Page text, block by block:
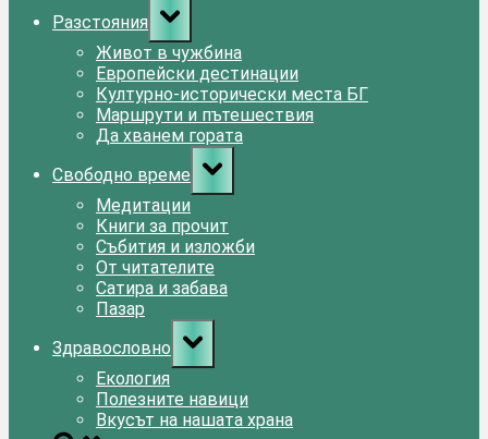
Разстояния
Toggle
sub-
menu
Живот в чужбина
Европейски дестинации
Културно-исторически места БГ
Маршрути и пътешествия
Да хванем гората
Свободно време
Toggle
sub-
menu
Медитации
Книги за прочит
Събития и изложби
От читателите
Сатира и забава
Пазар
Здравословно
Toggle
sub-
menu
Екология
Полезните навици
Вкусът на нашата храна